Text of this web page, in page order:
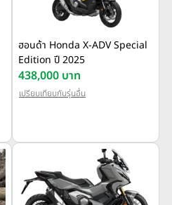
ฮอนด้า Honda X-ADV Special
Edition ปี 2025
438,000 บาท
เปรียบเทียบกับรุ่นอื่น